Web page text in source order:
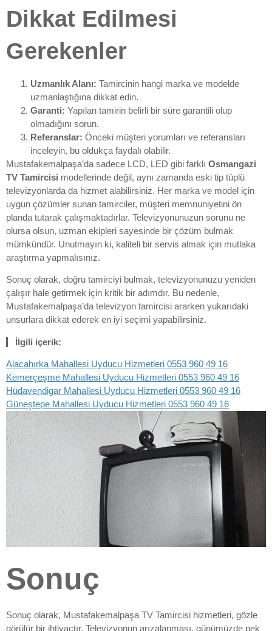
Dikkat Edilmesi
Gerekenler
Uzmanlık Alanı: Tamircinin hangi marka ve modelde
uzmanlaştığına dikkat edin.
Garanti: Yapılan tamirin belirli bir süre garantili olup
olmadığını sorun.
Referanslar: Önceki müşteri yorumları ve referansları
inceleyin, bu oldukça faydalı olabilir.
Mustafakemalpaşa’da sadece LCD, LED gibi farklı Osmangazi
TV Tamircisi modellerinde değil, aynı zamanda eski tip tüplü
televizyonlarda da hizmet alabilirsiniz. Her marka ve model için
uygun çözümler sunan tamirciler, müşteri memnuniyetini ön
planda tutarak çalışmaktadırlar. Televizyonunuzun sorunu ne
olursa olsun, uzman ekipleri sayesinde bir çözüm bulmak
mümkündür. Unutmayın ki, kaliteli bir servis almak için mutlaka
araştırma yapmalısınız.
Sonuç olarak, doğru tamirciyi bulmak, televizyonunuzu yeniden
çalışır hale getirmek için kritik bir adımdır. Bu nedenle,
Mustafakemalpaşa’da televizyon tamircisi ararken yukarıdaki
unsurlara dikkat ederek en iyi seçimi yapabilirsiniz.
İlgili içerik:
Alacahırka Mahallesi Uyducu Hizmetleri 0553 960 49 16
Kemerçeşme Mahallesi Uyducu Hizmetleri 0553 960 49 16
Hüdavendigar Mahallesi Uyducu Hizmetleri 0553 960 49 16
Güneştepe Mahallesi Uyducu Hizmetleri 0553 960 49 16
Sonuç
Sonuç olarak, Mustafakemalpaşa TV Tamircisi hizmetleri, gözle
görülür bir ihtiyaçtır. Televizyonun arızalanması, günümüzde pek